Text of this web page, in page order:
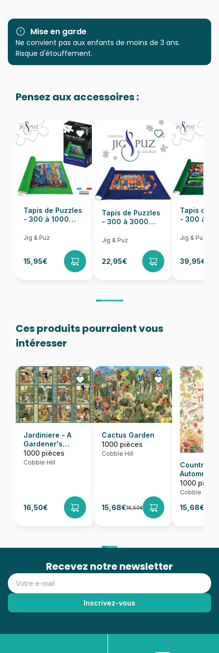
Marque Cobble Hill
Catégorie Puzzles - Déco et Objets
Age
Puzzle pour Adultes (500 à
Provenance Puzzles fabriqués en France
EAN 625012400848
Nombre de pièces 1000 pièces
Dimensions 68 x 49 cm
Mise en garde
Ne convient pas aux enfants de moins de 3 ans.
Risque d'étouffement.
Pensez aux accessoires :
Tapis de Puzzles
- 300 à 1000
Jig & Puz
15,95€
Tapis de Puzzles
- 300 à 3000
Jig & Puz
22,95€
Tapis de
- 300 à
Jig & Puz
39,95€
Ces produits pourraient vous
intéresser
Jardiniere - A
Gardener's
Calendar
1000 pièces
Cobble Hill
16,50€
Cactus Garden
1000 pièces
Cobble Hill
15,68€16,50€
Country
Automne
1000
Cobble Hill
15,68€
Recevez notre newsletter